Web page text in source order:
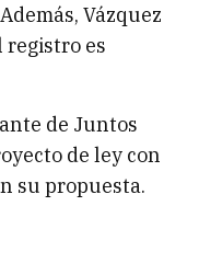
Vázquez
registro es
de Juntos
de ley con
su propuesta.